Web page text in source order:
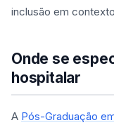
inclusão em
Onde se
hospitalar
A Pós-Graduação